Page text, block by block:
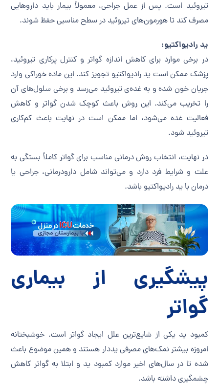
تیروئید است. پس از عمل جراحی، معمولاً بیمار باید داروهایی
مصرف کند تا هورمون‌های تیروئید در سطح مناسبی حفظ شوند.
ید رادیواکتیو:
در برخی موارد برای کاهش اندازه گواتر و کنترل پرکاری تیروئید،
پزشک ممکن است ید رادیواکتیو تجویز کند. این ماده خوراکی وارد
جریان خون شده و به غده‌ی تیروئید می‌رسد و برخی سلول‌های آن
را تخریب می‌کند. این روش باعث کوچک شدن گواتر و کاهش
فعالیت غده می‌شود، اما ممکن است در نهایت باعث کم‌کاری
تیروئید شود.
در نهایت، انتخاب روش درمانی مناسب برای گواتر کاملاً بستگی به
علت و شرایط فرد دارد و می‌تواند شامل دارودرمانی، جراحی یا
درمان با ید رادیواکتیو باشد.
پیشگیری از بیماری
گواتر
کمبود ید یکی از شایع‌ترین علل ایجاد گواتر است. خوشبختانه
امروزه بیشتر نمک‌های مصرفی یددار هستند و همین موضوع باعث
شده تا در سال‌های اخیر موارد کمبود ید و ابتلا به گواتر کاهش
چشمگیری داشته باشد.